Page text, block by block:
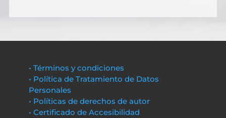
• Términos y condiciones
• Política de Tratamiento de Datos
Personales
• Políticas de derechos de autor
• Certificado de Accesibilidad